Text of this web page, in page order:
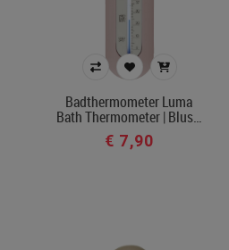
Badthermometer Luma
Bath Thermometer | Blus…
€ 7,90